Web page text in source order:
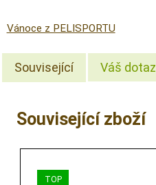
Vánoce z PELISPORTU
Související Váš dotaz
Související zboží